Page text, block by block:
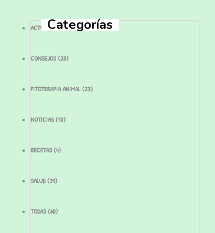
Categorías
ACTUALIDAD(28)
CONSEJOS(28)
FITOTERAPIA ANIMAL (23)
NOTICIAS(18)
RECETAS(4)
SALUD(31)
TODAS(60)